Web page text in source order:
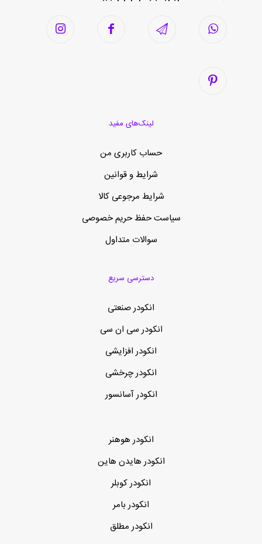
لینک‌های مفید
حساب کاربری من
شرایط و قوانین
شرایط مرجوعی کالا
سیاست حفظ حریم خصوصی
سوالات متداول
دسترسی سریع
انکودر صنعتی
انکودر سی ان سی
انکودر افزایشی
انکودر چرخشی
انکودر آسانسور
انکودر هوهنر
انکودر هایدن هاین
انکودر کوبلر
انکودر بامر
انکودر مطلق